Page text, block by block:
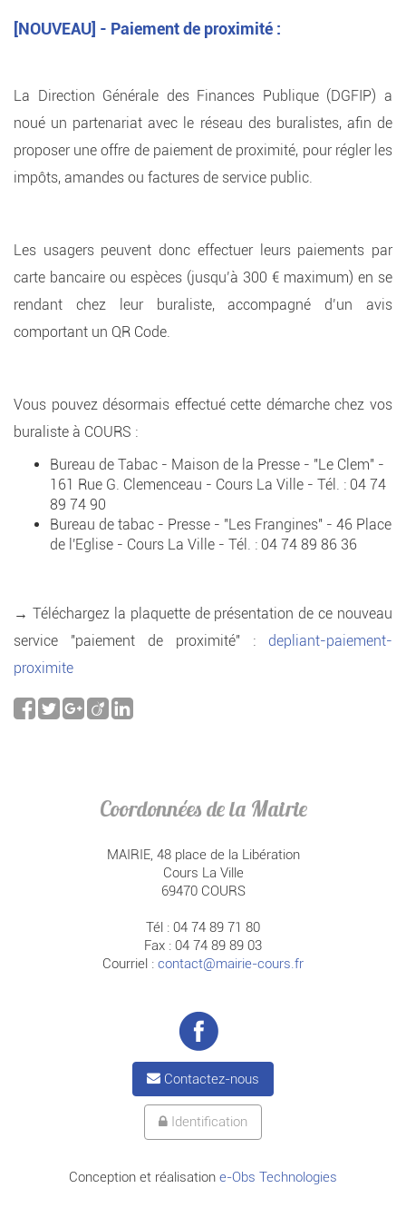
[NOUVEAU] - Paiement de proximité :
La Direction Générale des Finances Publique (DGFIP) a
noué un partenariat avec le réseau des buralistes, afin de
proposer une offre de paiement de proximité, pour régler les
impôts, amandes ou factures de service public.
Les usagers peuvent donc effectuer leurs paiements par
carte bancaire ou espèces (jusqu’à 300 € maximum) en se
rendant chez leur buraliste, accompagné d’un avis
comportant un QR Code.
Vous pouvez désormais effectué cette démarche chez vos
buraliste à COURS :
Bureau de Tabac - Maison de la Presse - "Le Clem" -
161 Rue G. Clemenceau - Cours La Ville - Tél. : 04 74
89 74 90
Bureau de tabac - Presse - "Les Frangines" - 46 Place
de l'Eglise - Cours La Ville - Tél. : 04 74 89 86 36
→ Téléchargez la plaquette de présentation de ce nouveau
service "paiement de proximité" : depliant-paiement-
proximite
Coordonnées de la Mairie
MAIRIE, 48 place de la Libération
Cours La Ville
69470 COURS
Tél : 04 74 89 71 80
Fax : 04 74 89 89 03
Courriel : contact@mairie-cours.fr
Contactez-nous
Identification
Conception et réalisation e-Obs Technologies